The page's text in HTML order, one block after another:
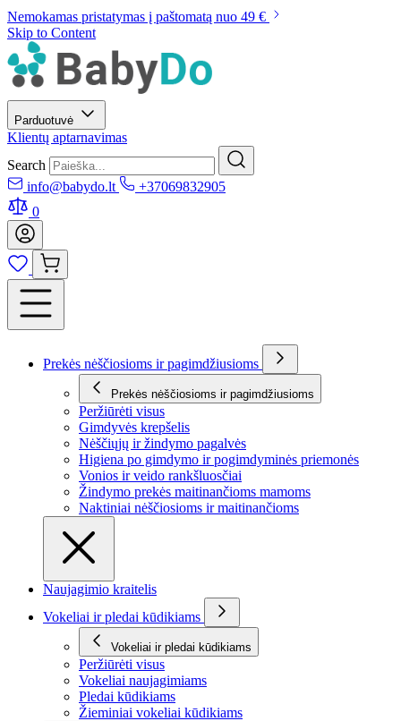
Nemokamas pristatymas į paštomatą nuo 49 €
Skip to Content
Parduotuvė
Klientų aptarnavimas
Search
info@babydo.lt
+37069832905
0
Prekės nėščiosioms ir pagimdžiusioms
Prekės nėščiosioms ir pagimdžiusioms
Peržiūrėti visus
Gimdyvės krepšelis
Nėščiųjų ir žindymo pagalvės
Higiena po gimdymo ir pogimdyminės priemonės
Vonios ir veido rankšluosčiai
Žindymo prekės maitinančioms mamoms
Naktiniai nėščiosioms ir maitinančioms
Naujagimio kraitelis
Vokeliai ir pledai kūdikiams
Vokeliai ir pledai kūdikiams
Peržiūrėti visus
Vokeliai naujagimiams
Pledai kūdikiams
Žieminiai vokeliai kūdikiams